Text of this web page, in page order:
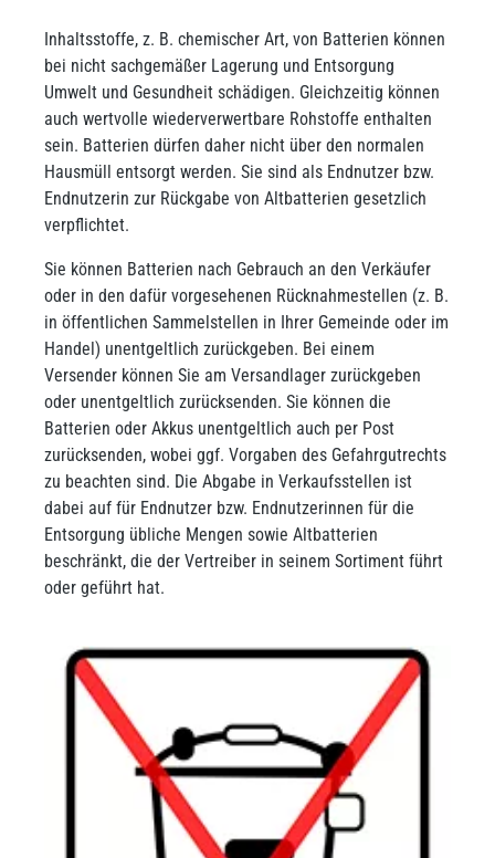
Inhaltsstoffe, z. B. chemischer Art, von Batterien können
bei nicht sachgemäßer Lagerung und Entsorgung
Umwelt und Gesundheit schädigen. Gleichzeitig können
auch wertvolle wiederverwertbare Rohstoffe enthalten
sein. Batterien dürfen daher nicht über den normalen
Hausmüll entsorgt werden. Sie sind als Endnutzer bzw.
Endnutzerin zur Rückgabe von Altbatterien gesetzlich
verpflichtet.
Sie können Batterien nach Gebrauch an den Verkäufer
oder in den dafür vorgesehenen Rücknahmestellen (z. B.
in öffentlichen Sammelstellen in Ihrer Gemeinde oder im
Handel) unentgeltlich zurückgeben. Bei einem
Versender können Sie am Versandlager zurückgeben
oder unentgeltlich zurücksenden. Sie können die
Batterien oder Akkus unentgeltlich auch per Post
zurücksenden, wobei ggf. Vorgaben des Gefahrgutrechts
zu beachten sind. Die Abgabe in Verkaufsstellen ist
dabei auf für Endnutzer bzw. Endnutzerinnen für die
Entsorgung übliche Mengen sowie Altbatterien
beschränkt, die der Vertreiber in seinem Sortiment führt
oder geführt hat.